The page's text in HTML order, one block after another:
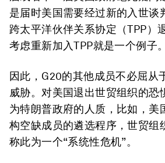
是届时美国需要经过新的入世谈
跨太平洋伙伴关系协定（TPP）
考虑重新加入TPP就是一个例子。
因此，G20的其他成员不必屈从
威胁。对美国退出世贸组织的恐
为特朗普政府的人质，比如，美
构空缺成员的遴选程序，世贸组
称此为一个“系统性危机”。